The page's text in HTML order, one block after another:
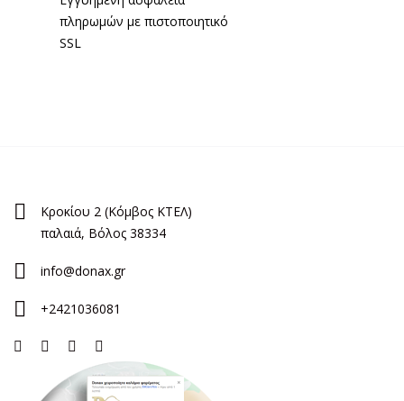
πληρωμών με πιστοποιητικό
SSL
Κροκίου 2 (Κόμβος ΚΤΕΛ)
παλαιά, Βόλος 38334
info@donax.gr
+2421036081